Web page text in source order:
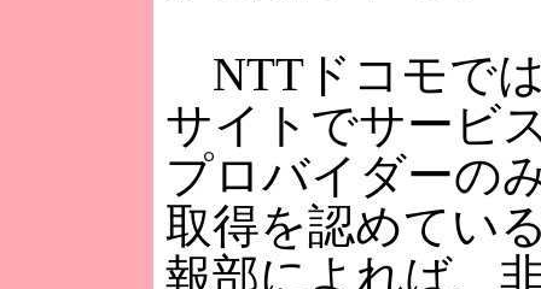
NTTドコモで
サイトでサービ
プロバイダーの
取得を認めてい
報部によれば、